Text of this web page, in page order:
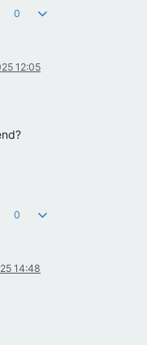
0
12:05
0
14:48